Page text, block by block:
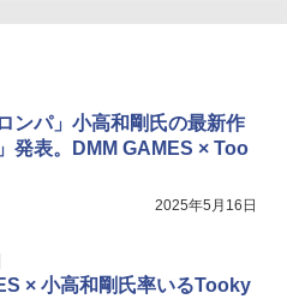
ンパ」小高和剛氏の最新作
発表。DMM GAMES × Too
2025年5月16日
× 小高和剛氏率いるTooky